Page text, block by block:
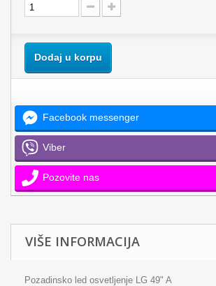
Dodaj u korpu
Facebook messenger
Viber
Pozovite nas
VIŠE INFORMACIJA
Pozadinsko led osvetljenje LG 49" A